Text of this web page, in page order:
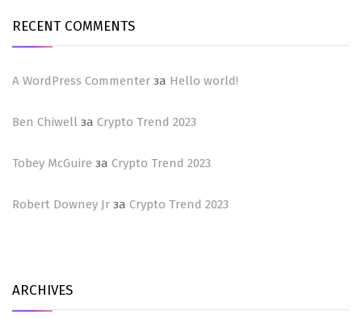
RECENT COMMENTS
A WordPress Commenter за Hello world!
Ben Chiwell за Crypto Trend 2023
Tobey McGuire за Crypto Trend 2023
Robert Downey Jr за Crypto Trend 2023
ARCHIVES